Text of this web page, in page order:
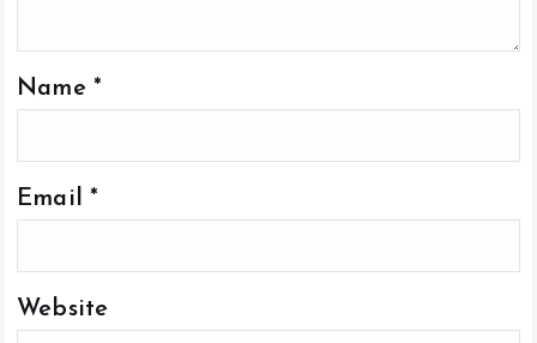
Name *
Email *
Website